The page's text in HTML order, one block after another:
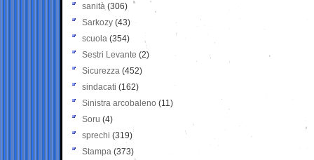
sanità (306)
Sarkozy (43)
scuola (354)
Sestri Levante (2)
Sicurezza (452)
sindacati (162)
Sinistra arcobaleno (11)
Soru (4)
sprechi (319)
Stampa (373)